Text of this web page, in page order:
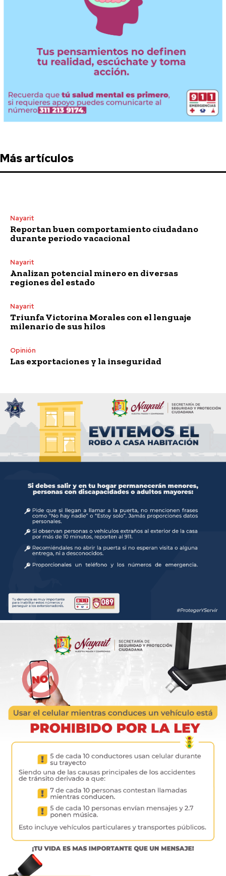
Más artículos
Nayarit
Reportan buen comportamiento ciudadano
durante periodo vacacional
Nayarit
Analizan potencial minero en diversas
regiones del estado
Nayarit
Triunfa Victorina Morales con el lenguaje
milenario de sus hilos
Opinión
Las exportaciones y la inseguridad